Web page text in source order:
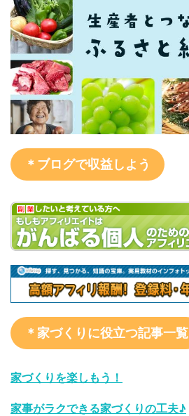
＊ブログで収益しよう
＊家づくりに役立つ記事一覧
家づくりを楽しもう！
家事がラクできる家づくりの工夫♪